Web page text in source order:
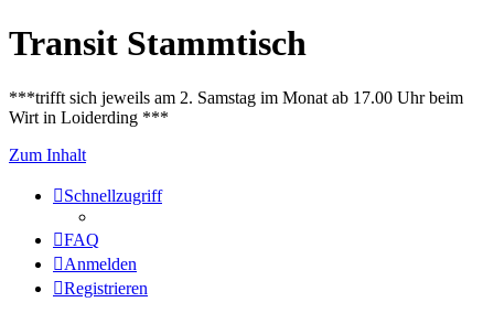
Transit Stammtisch
***trifft sich jeweils am 2. Samstag im Monat ab 17.00 Uhr beim
Wirt in Loiderding ***
Zum Inhalt
Schnellzugriff
FAQ
Anmelden
Registrieren